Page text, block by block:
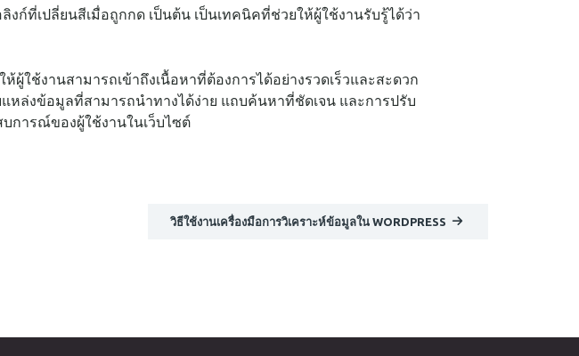
ก์ที่เปลี่ยนสีเมื่อถูกกด เป็นต้น เป็นเทคนิคที่ช่วยให้ผู้ใช้งานรับรู้ได้ว่า
ใช้งานสามารถเข้าถึงเนื้อหาที่ต้องการได้อย่างรวดเร็วและสะดวก
หล่งข้อมูลที่สามารถนำทางได้ง่าย แถบค้นหาที่ชัดเจน และการปรับ
การณ์ของผู้ใช้งานในเว็บไซต์
วิธีใช้งานเครื่องมือการวิเคราะห์ข้อมูลใน WORDPRESS